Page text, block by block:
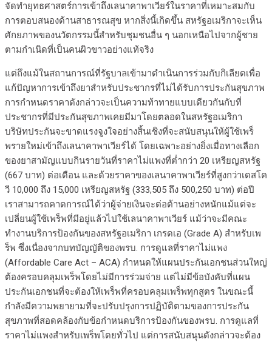
จัดทำยุทธศาสตร์การเข้าถึงเลนาคาพาเวียร์ในราคาที่เหมาะสมกับ
การตอบสนองด้านสาธารณสุข หากสิ่งนี้เกิดขึ้น สหรัฐอเมริกาจะเห็น
ศักยภาพของนวัตกรรมนี้สำหรับชุมชนอื่น ๆ นอกเหนือไปจากผู้ชาย
ตามกำเนิดที่เป็นคนผิวขาวอย่างแท้จริง
แต่ถึงแม้ในสถานการณ์ที่รัฐบาลเข้ามาดำเนินการร่วมกับกิเลียดเพื่อ
แก้ปัญหาการเข้าถึงยาสำหรับประชากรที่ไม่ได้รับการประกันสุขภาพ
การกำหนดราคาดังกล่าวจะเป็นความท้าทายแบบเดียวกันกับที่
ประชากรที่มีประกันสุขภาพเคยมีมาโดยตลอดในสหรัฐอเมริกา
บริษัทประกันจะขาดแรงจูงใจอย่างสิ้นเชิงที่จะสนับสนุนให้ผู้ใช้เพร็
พรายใหม่เข้าถึงเลนาคาพาเวียร์ได้ โดยเฉพาะอย่างยิ่งเมื่อทางเลือก
ของยาสามัญแบบกินรายวันที่ราคาไม่แพงที่ต่ำกว่า 20 เหรียญสหรัฐ
(667 บาท) ต่อเดือน และด้วยราคาของเลนาคาพาเวียร์ที่สูงกว่าเดสโค
วี 10,000 ถึง 15,000 เหรียญสหรัฐ (333,505 ถึง 500,250 บาท) ต่อปี
เราสามารถคาดการณ์ได้ว่าผู้จ่ายเงินจะต่อต้านอย่างหนักแม้แต่จะ
เปลี่ยนผู้ใช้เพร็พที่มีอยู่แล้วไปใช้เลนาคาพาเวียร์ แม้ว่าจะมีคณะ
ทำงานบริการป้องกันของสหรัฐอเมริกา เกรดเอ (Grade A) สำหรับเพ
ร็พ ซึ่งเนื่องจากบทบัญญัติของพรบ. การดูแลที่ราคาไม่แพง
(Affordable Care Act – ACA) กำหนดให้แผนประกันเอกชนส่วนใหญ่
ต้องครอบคลุมเพร็พโดยไม่มีการร่วมจ่าย แต่ไม่มีข้อบังคับที่แผน
ประกันเอกชนที่จะต้องให้เพร็พที่ครอบคลุมเพร็พทุกสูตร ในขณะนี้
กำลังมีความพยายามที่จะปรับปรุงการปฏิบัติตามของการประกัน
สุขภาพที่สอดคล้องกับข้อกำหนดบริการป้องกันของพรบ. การดูแลที่
ราคาไม่แพงสำหรับเพร็พโดยทั่วไป แต่การสนับสนุนดังกล่าวจะต้อง